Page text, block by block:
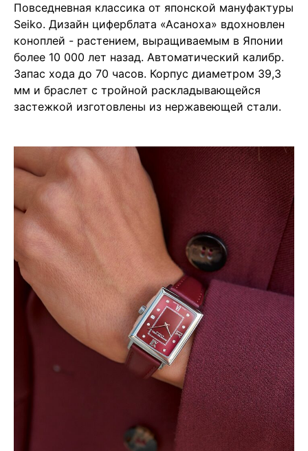
Повседневная классика от японской мануфактуры
Seiko. Дизайн циферблата «Асаноха» вдохновлен
коноплей - растением, выращиваемым в Японии
более 10 000 лет назад. Автоматический калибр.
Запас хода до 70 часов. Корпус диаметром 39,3
мм и браслет с тройной раскладывающейся
застежкой изготовлены из нержавеющей стали.